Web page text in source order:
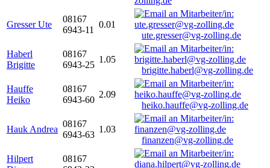
Gresser Ute
08167
6943-11
0.01
ute.gresser@vg-zolling.de
Haberl
Brigitte
08167
6943-25
1.05
brigitte.haberl@vg-zolling.de
Hauffe
Heiko
08167
6943-60
2.09
heiko.hauffe@vg-zolling.de
Hauk Andrea
08167
6943-63
1.03
finanzen@vg-zolling.de
Hilpert
08167